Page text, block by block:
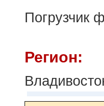
Погрузчик
Регион: